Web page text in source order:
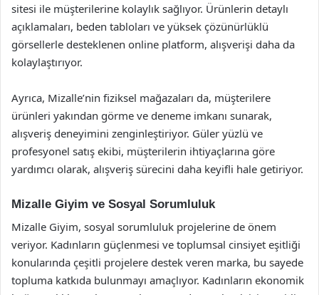
sitesi ile müşterilerine kolaylık sağlıyor. Ürünlerin detaylı
açıklamaları, beden tabloları ve yüksek çözünürlüklü
görsellerle desteklenen online platform, alışverişi daha da
kolaylaştırıyor.
Ayrıca, Mizalle’nin fiziksel mağazaları da, müşterilere
ürünleri yakından görme ve deneme imkanı sunarak,
alışveriş deneyimini zenginleştiriyor. Güler yüzlü ve
profesyonel satış ekibi, müşterilerin ihtiyaçlarına göre
yardımcı olarak, alışveriş sürecini daha keyifli hale getiriyor.
Mizalle Giyim ve Sosyal Sorumluluk
Mizalle Giyim, sosyal sorumluluk projelerine de önem
veriyor. Kadınların güçlenmesi ve toplumsal cinsiyet eşitliği
konularında çeşitli projelere destek veren marka, bu sayede
topluma katkıda bulunmayı amaçlıyor. Kadınların ekonomik